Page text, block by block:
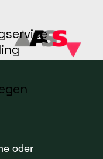
oder